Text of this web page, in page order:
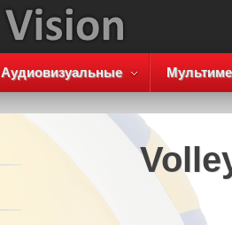
Аудиовизуальные